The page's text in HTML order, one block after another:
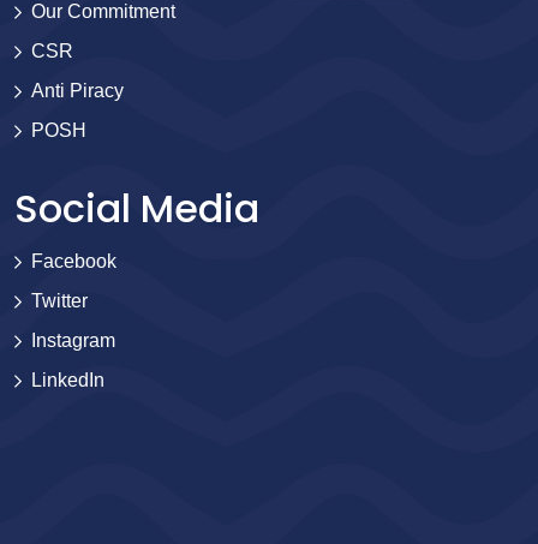
Our Commitment
CSR
Anti Piracy
POSH
Social Media
Facebook
Twitter
Instagram
LinkedIn